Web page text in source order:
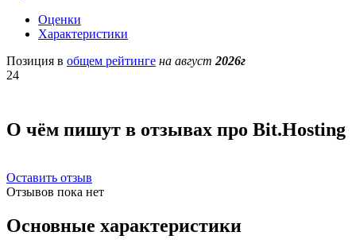
Оценки
Характеристики
Позиция в общем рейтинге на август 2026г
24
О чём пишут в отзывах про Bit.Hosting
Оставить отзыв
Отзывов пока нет
Основные характеристики